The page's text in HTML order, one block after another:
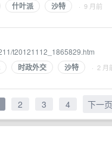
什叶派 沙特 · 9 月前
t20121112_1865829.htm
时政外交 沙特 · 2 月
2 3 4 下一页